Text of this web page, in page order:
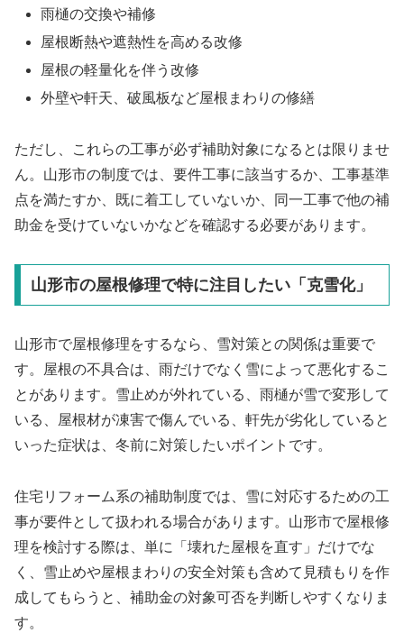
雨樋の交換や補修
屋根断熱や遮熱性を高める改修
屋根の軽量化を伴う改修
外壁や軒天、破風板など屋根まわりの修繕
ただし、これらの工事が必ず補助対象になるとは限りませ
ん。山形市の制度では、要件工事に該当するか、工事基準
点を満たすか、既に着工していないか、同一工事で他の補
助金を受けていないかなどを確認する必要があります。
山形市の屋根修理で特に注目したい「克雪化」
山形市で屋根修理をするなら、雪対策との関係は重要で
す。屋根の不具合は、雨だけでなく雪によって悪化するこ
とがあります。雪止めが外れている、雨樋が雪で変形して
いる、屋根材が凍害で傷んでいる、軒先が劣化していると
いった症状は、冬前に対策したいポイントです。
住宅リフォーム系の補助制度では、雪に対応するための工
事が要件として扱われる場合があります。山形市で屋根修
理を検討する際は、単に「壊れた屋根を直す」だけでな
く、雪止めや屋根まわりの安全対策も含めて見積もりを作
成してもらうと、補助金の対象可否を判断しやすくなりま
す。